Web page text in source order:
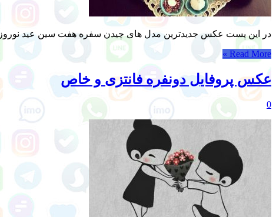
در این پست عکس جدیدترین مدل های چیدن سفره هفت سین عید نوروز ۹۸، برای پروفایل های شخصی شما آماده کرده ایم. برای دیدن اندازه بزرگتر عکس ها می توانید روی آنها کلیک کنید
Read More »
عکس پروفایل دونفره فانتزی و خاص
0